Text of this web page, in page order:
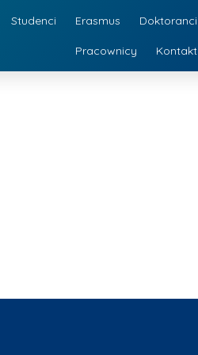
Studenci Erasmus Doktoranci
Pracownicy Kontakt